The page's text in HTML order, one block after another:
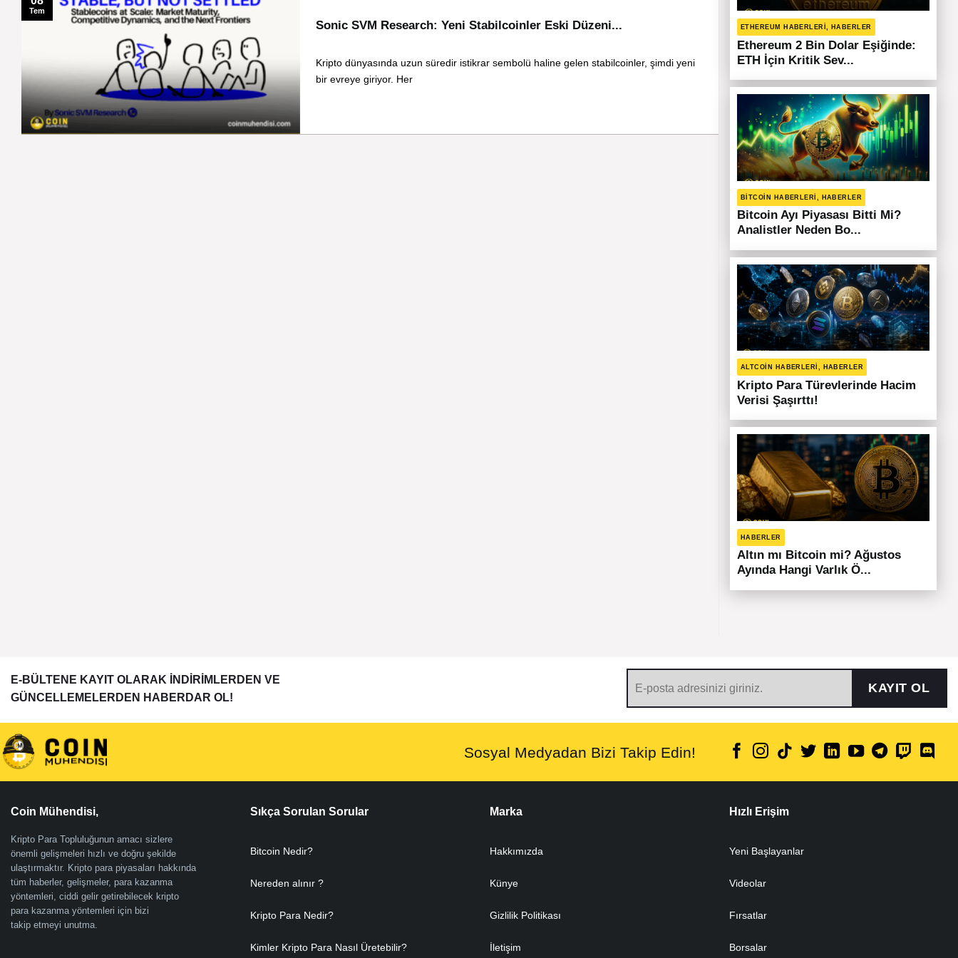
Sonic SVM Research: Yeni Stabilcoinler Eski Düzeni...
Kripto dünyasında uzun süredir istikrar sembolü haline gelen stabilcoinler, şimdi yeni
bir evreye giriyor. Her
Tem
ETHEREUM HABERLERI, HABERLER
Ethereum 2 Bin Dolar Eşiğinde:
ETH İçin Kritik Sev...
BITCOIN HABERLERI, HABERLER
Bitcoin Ayı Piyasası Bitti Mi?
Analistler Neden Bo...
ALTCOIN HABERLERI, HABERLER
Kripto Para Türevlerinde Hacim
Verisi Şaşırttı!
HABERLER
Altın mı Bitcoin mi? Ağustos
Ayında Hangi Varlık Ö...
E-BÜLTENE KAYIT OLARAK İNDİRİMLERDEN VE
GÜNCELLEMELERDEN HABERDAR OL!
KAYIT OL
Sosyal Medyadan Bizi Takip Edin!
Coin Mühendisi,
Kripto Para Topluluğunun amacı sizlere
önemli gelişmeleri hızlı ve doğru şekilde
ulaştırmaktır. Kripto para piyasaları hakkında
tüm haberler, gelişmeler, para kazanma
yöntemleri, ciddi gelir getirebilecek kripto
para kazanma yöntemleri için bizi
takip etmeyi unutma.
Sıkça Sorulan Sorular
Bitcoin Nedir?
Nereden alınır ?
Kripto Para Nedir?
Kimler Kripto Para Nasıl Üretebilir?
Marka
Hakkımızda
Künye
Gizlilik Politikası
İletişim
Hızlı Erişim
Yeni Başlayanlar
Videolar
Fırsatlar
Borsalar